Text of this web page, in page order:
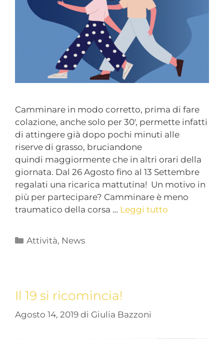
Camminare in modo corretto, prima di fare
colazione, anche solo per 30′, permette infatti
di attingere già dopo pochi minuti alle
riserve di grasso, bruciandone
quindi maggiormente che in altri orari della
giornata. Dal 26 Agosto fino al 13 Settembre
regalati una ricarica mattutina! Un motivo in
più per partecipare? Camminare è meno
traumatico della corsa … Leggi tutto
Attività, News
Il 19 si ricomincia!
Agosto 14, 2019 di Giulia Bazzoni